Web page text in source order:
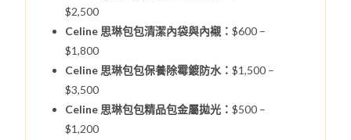
$2,500
Celine 思琳包包清潔內袋與內襯：$600 –
$1,800
Celine 思琳包包保養除霉鍍防水：$1,500 –
$3,500
Celine 思琳包包精品包金屬拋光：$500 –
$1,200